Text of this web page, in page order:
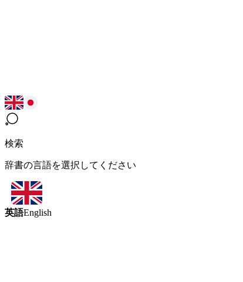
検索
辞書の言語を選択してください
英語English